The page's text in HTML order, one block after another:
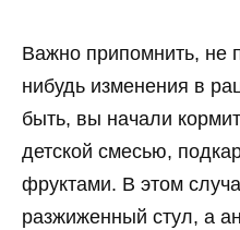
Важно припомнить, не
нибудь изменения в
быть, вы начали
детской смесью,
фруктами. В этом
разжиженный стул, а